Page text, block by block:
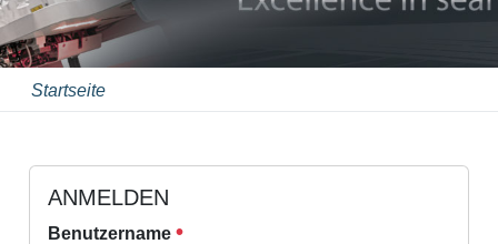
Startseite
ANMELDEN
Benutzername